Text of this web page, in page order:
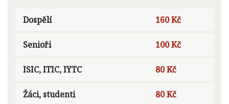
Dospělí 160 Kč
Senioři 100 Kč
ISIC, ITIC, IYTC 80 Kč
Žáci, studenti 80 Kč